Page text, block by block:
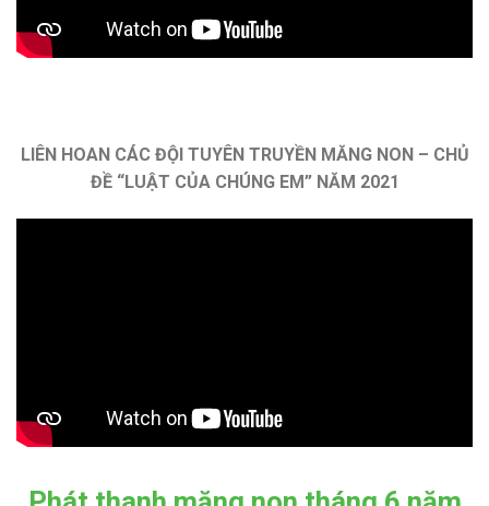
LIÊN HOAN CÁC ĐỘI TUYÊN TRUYỀN MĂNG NON – CHỦ
ĐỀ “LUẬT CỦA CHÚNG EM” NĂM 2021